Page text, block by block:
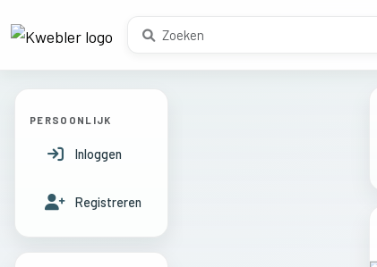
PERSOONLIJK
Inloggen
Registreren